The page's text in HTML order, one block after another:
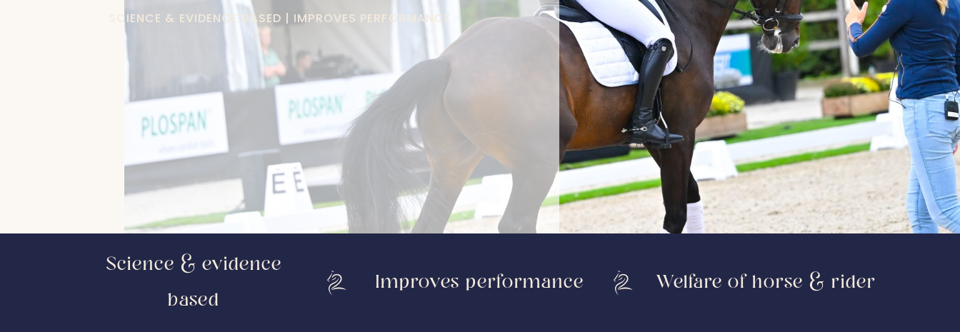
SCIENCE & EVIDENCE BASED | IMPROVES PERFORMANCE
Science & evidence
based
Improves performance Welfare of horse & rider